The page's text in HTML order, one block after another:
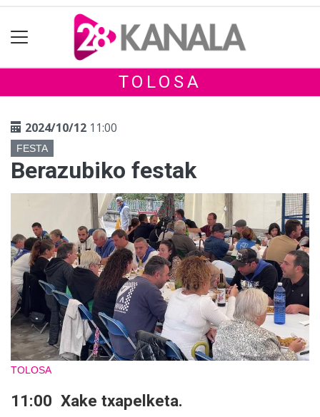
TOLOSA
2024/10/12 11:00
FESTA
Berazubiko festak
TOLOSA
11:00 Xake txapelketa.